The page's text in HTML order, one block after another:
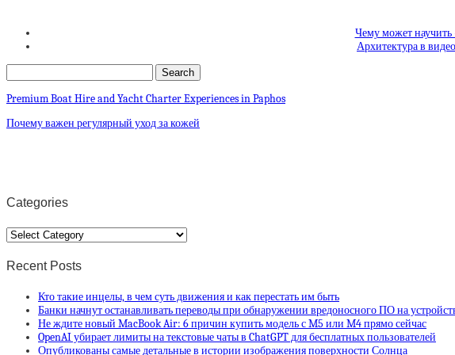
Чему может
Архитектура в
Premium Boat Hire and Yacht Charter Experiences in Paphos
Почему важен регулярный уход за кожей
Categories
Categories
Recent Posts
Кто такие инцелы, в чем суть движения и как перестать им быть
Банки начнут останавливать переводы при обнаружении вредоносного ПО на
Не ждите новый MacBook Air: 6 причин купить модель с M5 или M4 прямо сейчас
OpenAI убирает лимиты на текстовые чаты в ChatGPT для бесплатных пользователей
Опубликованы самые детальные в истории изображения поверхности Солнца